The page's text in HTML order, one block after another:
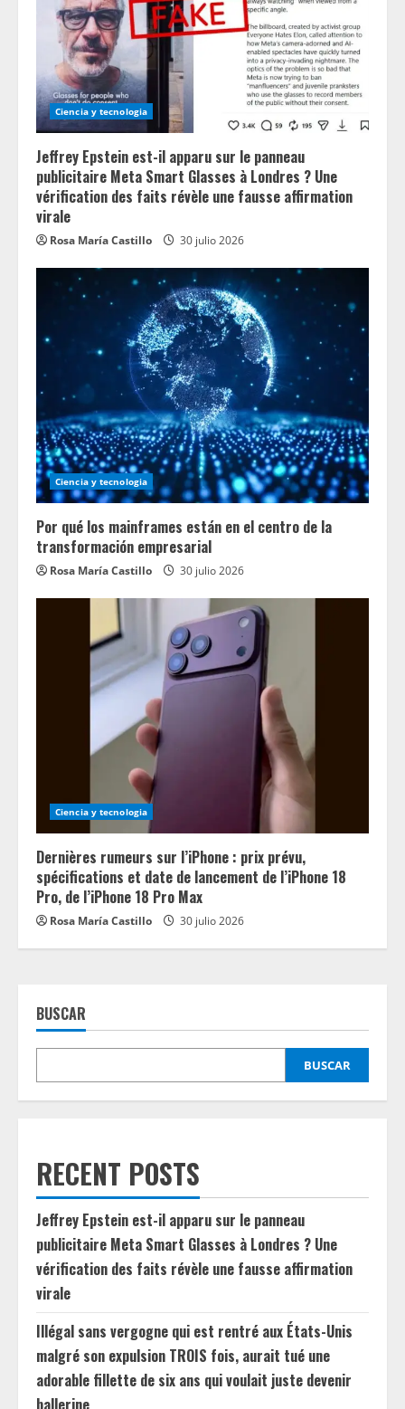
n
g Ciencia y tecnologia
Jeffrey Epstein est-il apparu sur le panneau
publicitaire Meta Smart Glasses à Londres ? Une
vérification des faits révèle une fausse affirmation
virale
Rosa María Castillo 30 julio 2026
Ciencia y tecnologia
Por qué los mainframes están en el centro de la
transformación empresarial
Rosa María Castillo 30 julio 2026
Ciencia y tecnologia
Dernières rumeurs sur l’iPhone : prix prévu,
spécifications et date de lancement de l’iPhone 18
Pro, de l’iPhone 18 Pro Max
Rosa María Castillo 30 julio 2026
BUSCAR
BUSCAR
RECENT POSTS
Jeffrey Epstein est-il apparu sur le panneau
publicitaire Meta Smart Glasses à Londres ? Une
vérification des faits révèle une fausse affirmation
virale
Illégal sans vergogne qui est rentré aux États-Unis
malgré son expulsion TROIS fois, aurait tué une
adorable fillette de six ans qui voulait juste devenir